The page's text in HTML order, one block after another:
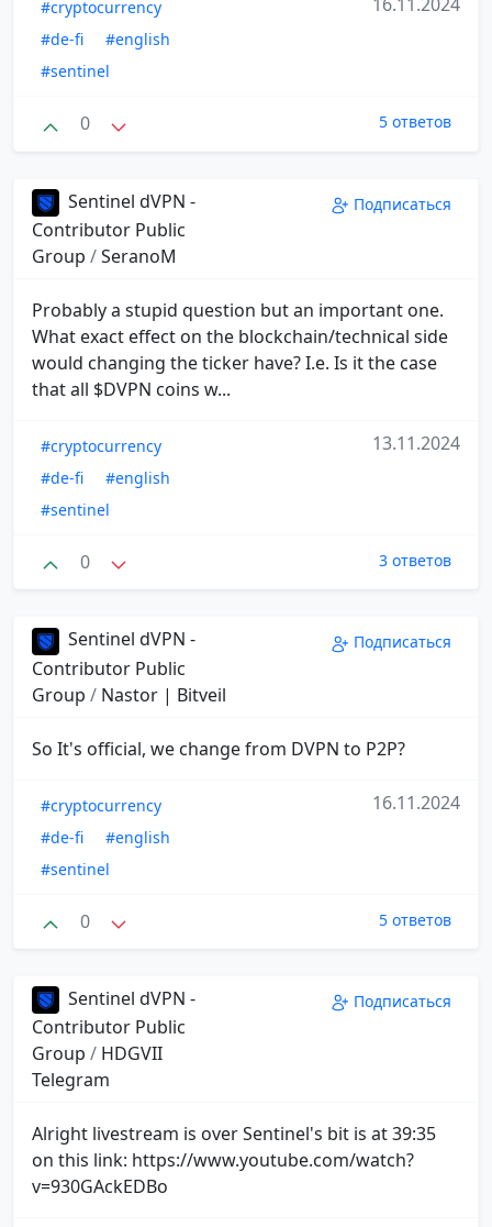
#cryptocurrency
#de-fi
#english
#sentinel
16.11.2024
0 5 ответов
Sentinel dVPN -
Contributor Public
Group /SeranoM
Подписаться
Probably a stupid question but an important one.
What exact effect on the blockchain/technical side
would changing the ticker have? I.e. Is it the case
that all $DVPN coins w...
#cryptocurrency
#de-fi
#english
#sentinel
13.11.2024
0 3 ответов
Sentinel dVPN -
Contributor Public
Group / Nastor | Bitveil
Подписаться
So It's official, we change from DVPN to P2P?
#cryptocurrency
#de-fi
#english
#sentinel
16.11.2024
0 5 ответов
Sentinel dVPN -
Contributor Public
Group / HDGVII
Telegram
Подписаться
Alright livestream is over Sentinel's bit is at 39:35
on this link: https://www.youtube.com/watch?
v=930GAckEDBo